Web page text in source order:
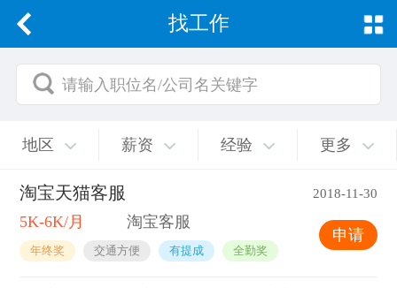
找工作
请输入职位名/公司名关键字
地区 薪资 经验 更多
淘宝天猫客服 2018-11-30
5K-6K/月 淘宝客服
年终奖 交通方便 有提成 全勤奖
申请